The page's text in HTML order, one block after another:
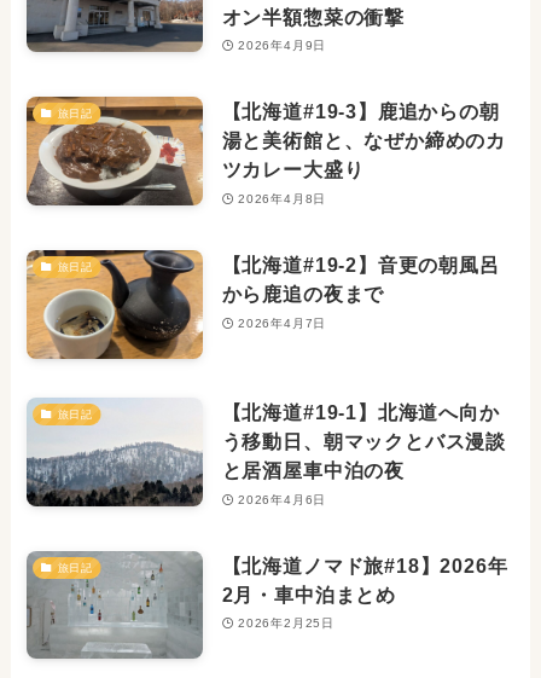
オン半額惣菜の衝撃
2026年4月9日
旅日記
【北海道#19-3】鹿追からの朝
湯と美術館と、なぜか締めのカ
ツカレー大盛り
2026年4月8日
旅日記
【北海道#19-2】音更の朝風呂
から鹿追の夜まで
2026年4月7日
旅日記
【北海道#19-1】北海道へ向か
う移動日、朝マックとバス漫談
と居酒屋車中泊の夜
2026年4月6日
旅日記
【北海道ノマド旅#18】2026年
2月・車中泊まとめ
2026年2月25日